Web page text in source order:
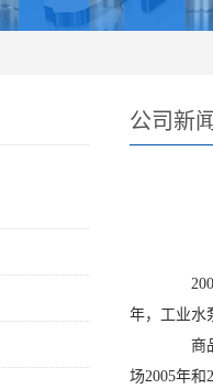
公司新
2005
年，工业水
商品
场2005年